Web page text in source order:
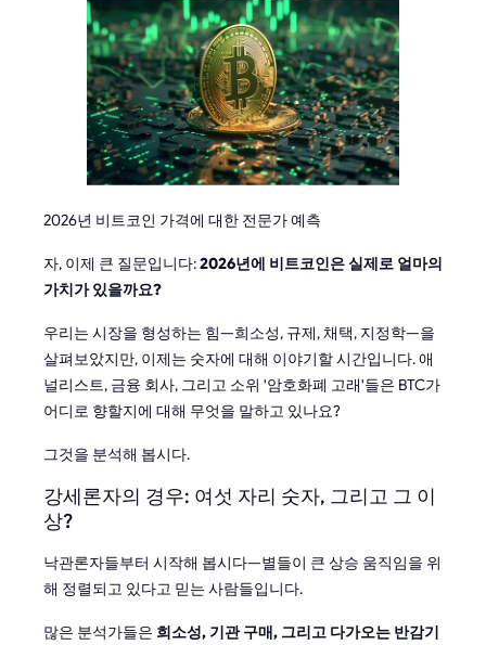
2026년 비트코인 가격에 대한 전문가 예측
자, 이제 큰 질문입니다:2026년에 비트코인은 실제로 얼마의
가치가 있을까요?
우리는 시장을 형성하는 힘—희소성, 규제, 채택, 지정학—을
살펴보았지만, 이제는 숫자에 대해 이야기할 시간입니다. 애
널리스트, 금융 회사, 그리고 소위 '암호화폐 고래'들은 BTC가
어디로 향할지에 대해 무엇을 말하고 있나요?
그것을 분석해 봅시다.
강세론자의 경우: 여섯 자리 숫자, 그리고 그 이
상?
낙관론자들부터 시작해 봅시다—별들이 큰 상승 움직임을 위
해 정렬되고 있다고 믿는 사람들입니다.
많은 분석가들은 희소성, 기관 구매, 그리고 다가오는 반감기